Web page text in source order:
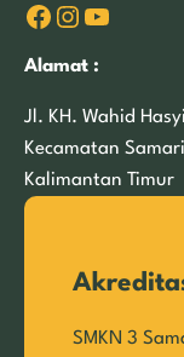
Facebook Instagram YouTube
Alamat :
Jl. KH. Wahid
Kecamatan
Kalimantan Timur
SMKN 3